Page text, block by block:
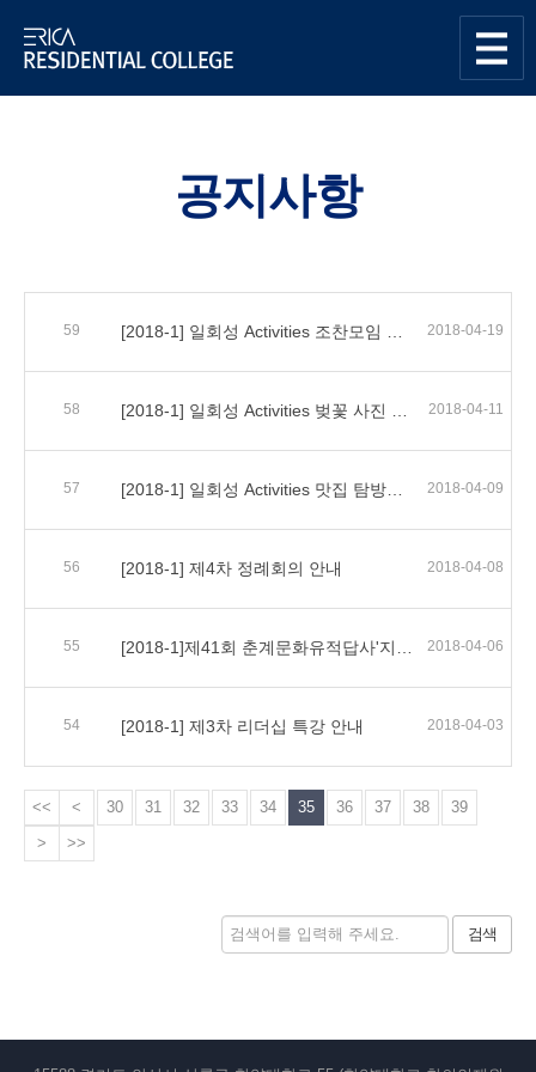
한양대학교
공지사항
59 2018-04-19
58 2018-04-11
57 2018-04-09
56 [2018-1] 제4차 정례회의 안내 2018-04-08
55 2018-04-06
54 [2018-1] 제3차 리더십 특강 안내 2018-04-03
<< < 30 31 32 33 34 35 36 37 38
39
>
>>
검색